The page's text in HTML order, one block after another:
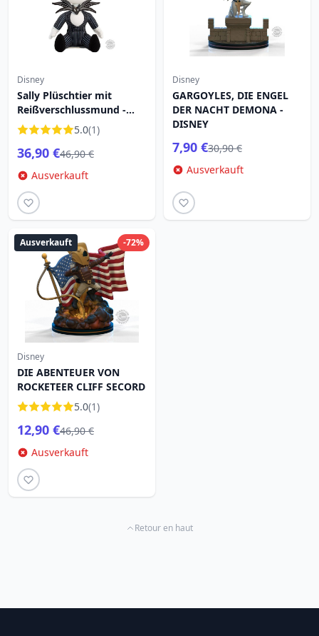
Disney
Sally Plüschtier mit
Reißverschlussmund -
Disney The Nightmare
before Christmas
5.0(1)
36,90 €46,90 €
Ausverkauft
Disney
GARGOYLES, DIE ENGEL
DER NACHT DEMONA -
DISNEY
7,90 €30,90 €
Ausverkauft
-72%
Ausverkauft
Disney
DIE ABENTEUER VON
ROCKETEER CLIFF SECORD
5.0(1)
12,90 €46,90 €
Ausverkauft
Retour en haut